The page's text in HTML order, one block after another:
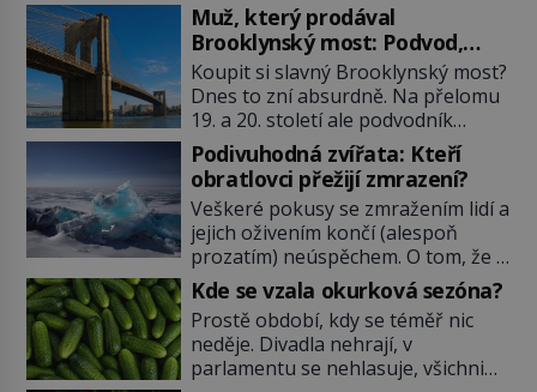
Muž, který prodával
Brooklynský most: Podvod,
kterému uvěřily desítky lidí
Koupit si slavný Brooklynský most?
Dnes to zní absurdně. Na přelomu
19. a 20. století ale podvodník
George C. Parker přesvědčuje řadu
přistěhovalců i důvěřivých
investorů, že právě on je jeho
právoplatným vlastníkem. A není to
jediná památka, kterou dokáže
„prodat“. Jeho neuvěřitelný příběh
se stává jednou z největších legend
světových dějin podvodů. New York
[…]
Podivuhodná zvířata: Kteří
obratlovci přežijí zmrazení?
Veškeré pokusy se zmražením lidí a
jejich oživením končí (alespoň
prozatím) neúspěchem. O tom, že v
ledu mohou přežít mikroorganismy
i přes sto milionů let již z vědeckých
výzkumů víme. Ale že by totální
zmrazení byť na jedinou zimu
přežili nějací suchozemští
Kde se vzala okurková sezóna?
Prostě období, kdy se téměř nic
neděje. Divadla nehrají, v
parlamentu se nehlasuje, všichni